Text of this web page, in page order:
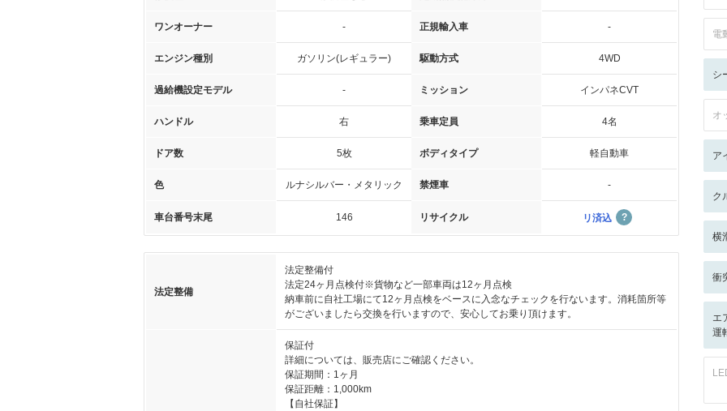
ワンオーナー - 正規輸入車 -
エンジン種別 ガソリン(レギュラー) 駆動方式 4WD
過給機設定モデル - ミッション インパネCVT
ハンドル 右 乗車定員 4名
ドア数 5枚 ボディタイプ 軽自動車
色 ルナシルバー・メタリック 禁煙車 -
車台番号末尾 146 リサイクル リ済込
法定整備
法定整備付
法定24ヶ月点検付※貨物など一部車両は12ヶ月点検
納車前に自社工場にて12ヶ月点検をベースに入念なチェックを行ないます。消耗箇所等
がございましたら交換を行いますので、安心してお乗り頂けます。
保証付
詳細については、販売店にご確認ください。
保証期間：1ヶ月
保証距離：1,000km
【自社保証】
電
シ
オ
ア
ク
横
衝
エ
運